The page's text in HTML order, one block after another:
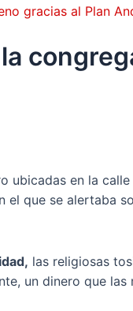
gracias al Plan
ubicadas en la
el que se alertaba
las religiosas
un dinero que